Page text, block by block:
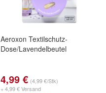
Aeroxon Textilschutz-
Dose/Lavendelbeutel
4,99 € (4,99 €/Stk)
+ 4,99 € Versand